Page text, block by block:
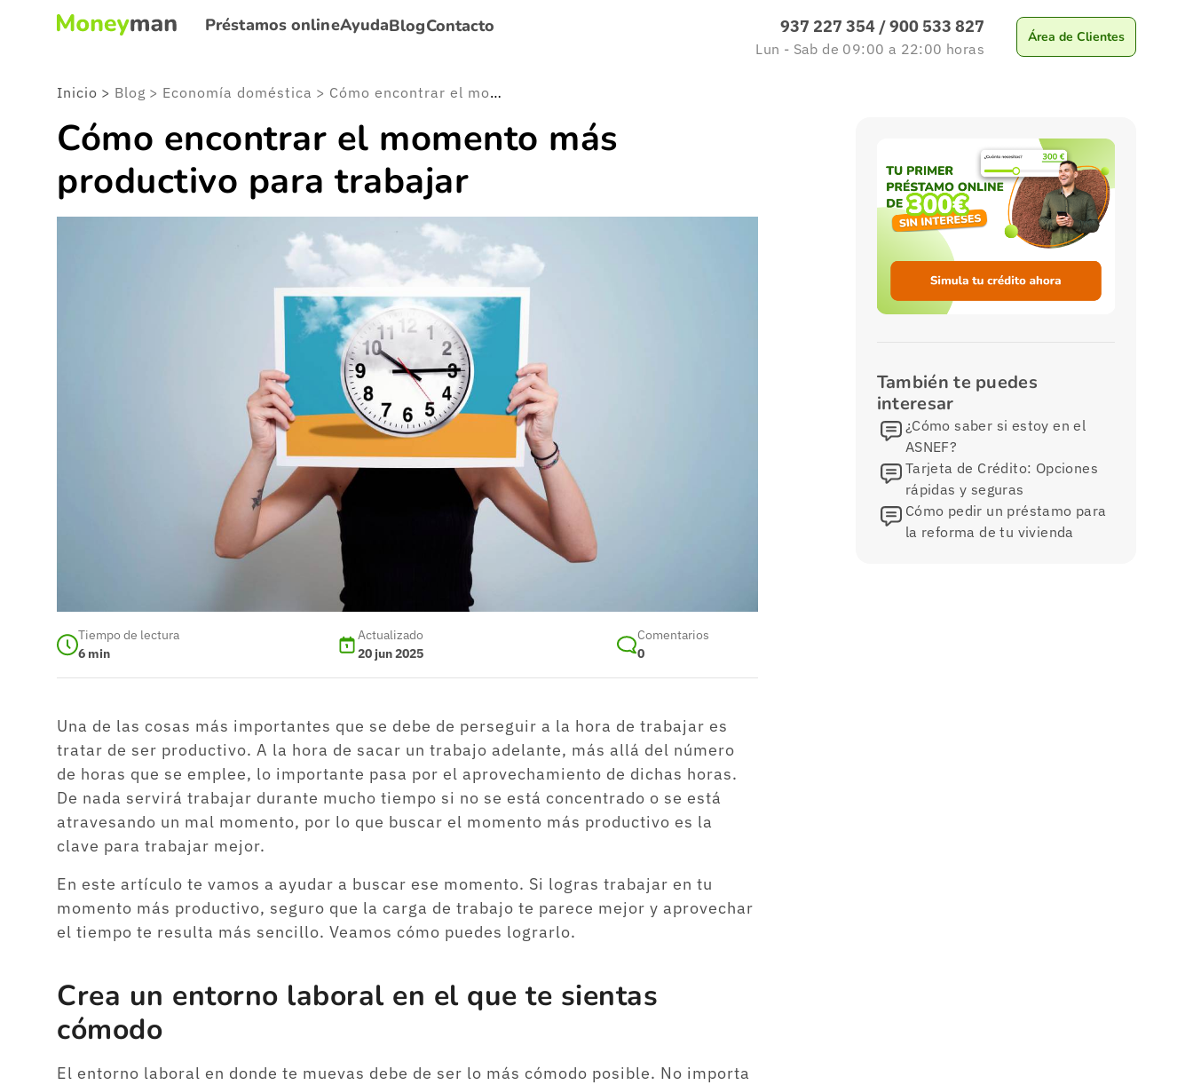
Préstamos onlineAyudaBlogContacto 937 227 354 /900 533 827
Lun - Sab de 09:00 a 22:00 horas
Área de Clientes
Inicio > Blog > Economía doméstica > Cómo encontrar el momento más productivo para trabajar
Cómo encontrar el momento más
productivo para trabajar
Tiempo de lectura
6 min
Actualizado
20 jun 2025
Comentarios
0
Una de las cosas más importantes que se debe de perseguir a la hora de trabajar es
tratar de ser productivo. A la hora de sacar un trabajo adelante, más allá del número
de horas que se emplee, lo importante pasa por el aprovechamiento de dichas horas.
De nada servirá trabajar durante mucho tiempo si no se está concentrado o se está
atravesando un mal momento, por lo que buscar el momento más productivo es la
clave para trabajar mejor.
En este artículo te vamos a ayudar a buscar ese momento. Si logras trabajar en tu
momento más productivo, seguro que la carga de trabajo te parece mejor y aprovechar
el tiempo te resulta más sencillo. Veamos cómo puedes lograrlo.
Crea un entorno laboral en el que te sientas
cómodo
El entorno laboral en donde te muevas debe de ser lo más cómodo posible. No importa
También te puedes
interesar
¿Cómo saber si estoy en el
ASNEF?
Tarjeta de Crédito: Opciones
rápidas y seguras
Cómo pedir un préstamo para
la reforma de tu vivienda